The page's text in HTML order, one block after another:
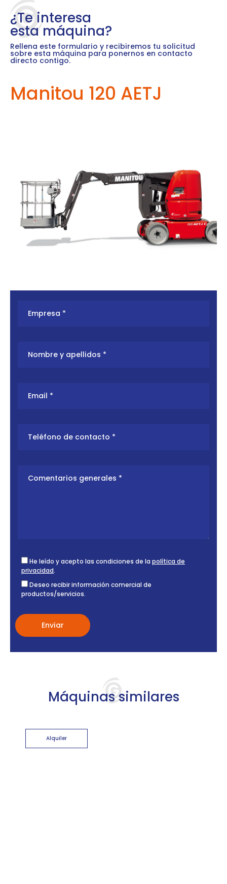
¿Te interesa
esta máquina?
Rellena este formulario y recibiremos tu solicitud
sobre esta máquina para ponernos en contacto
directo contigo.
Manitou 120 AETJ
He leído y acepto las condiciones de la política de
privacidad.
Deseo recibir información comercial de
productos/servicios.
Máquinas similares
Alquiler